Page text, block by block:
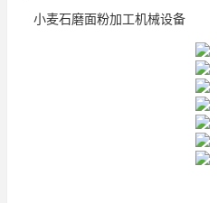
小麦石磨面粉加工机械设备